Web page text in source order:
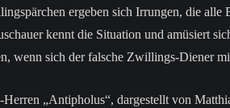
ergeben sich Irrungen, die alle
kennt die Situation und amüsiert
wenn sich der falsche Zwillings-Diener
„Antipholus“, dargestellt von